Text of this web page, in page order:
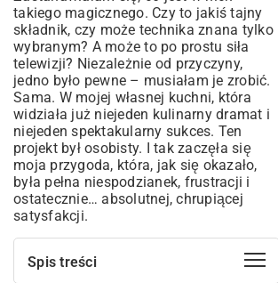
takiego magicznego. Czy to jakiś tajny
składnik, czy może technika znana tylko
wybranym? A może to po prostu siła
telewizji? Niezależnie od przyczyny,
jedno było pewne – musiałam je zrobić.
Sama. W mojej własnej kuchni, która
widziała już niejeden kulinarny dramat i
niejeden spektakularny sukces. Ten
projekt był osobisty. I tak zaczęła się
moja przygoda, która, jak się okazało,
była pełna niespodzianek, frustracji i
ostatecznie… absolutnej, chrupiącej
satysfakcji.
Spis treści